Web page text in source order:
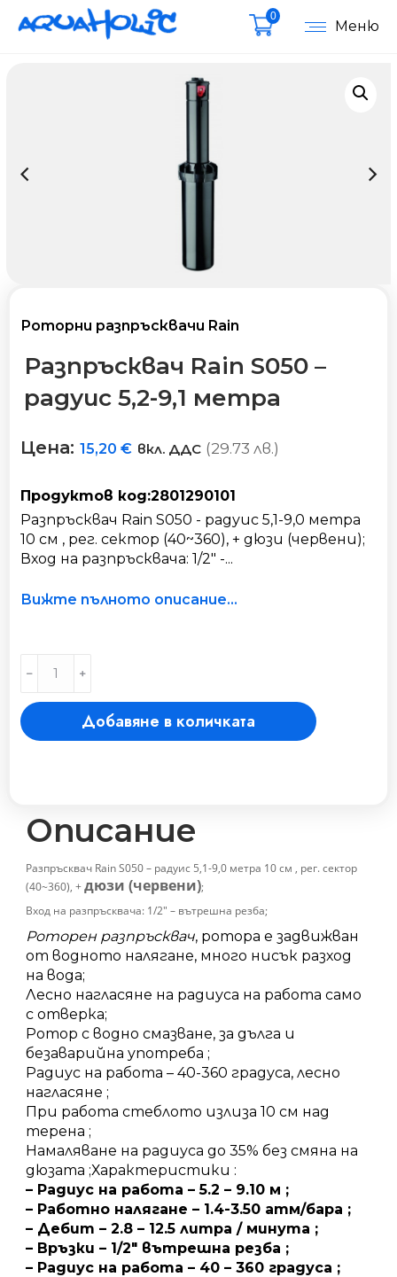
Меню
0
Роторни разпръсквачи Rain
Разпръсквач Rain S050 –
радуис 5,2-9,1 метра
Цена:15,20€ вкл. ДДС (29.73 лв.)
Продуктов код:2801290101
Разпръсквач Rain S050 - радуис 5,1-9,0 метра
10 см , рег. сектор (40~360), + дюзи (червени);
Вход на разпръсквача: 1/2" -...
Вижте пълното описание...
S050
-
радуис
количество
﹣ ﹢
Добавяне в количката
Описание
Разпръсквач Rain S050 – радуис 5,1-9,0 метра 10 см , рег. сектор
(40~360), +дюзи (червени);
Вход на разпръсквача: 1/2″ – вътрешна резба;
Роторен разпръсквач, ротора е задвижван
от водното налягане, много нисък разход
на вода;
Лесно нагласяне на радиуса на работа само
с отверка;
Ротор с водно смазване, за дълга и
безаварийна употреба ;
Радиус на работа – 40-360 градуса, лесно
нагласяне ;
При работа стеблото излиза 10 см над
терена ;
Намаляване на радиуса до 35% без смяна на
дюзата ;Характеристики :
– Радиус на работа – 5.2 – 9.10 м ;
– Работно налягане – 1.4-3.50 атм/бара ;
– Дебит – 2.8 – 12.5 литра / минута ;
– Връзки – 1/2″ вътрешна резба ;
– Радиус на работа – 40 – 360 градуса ;